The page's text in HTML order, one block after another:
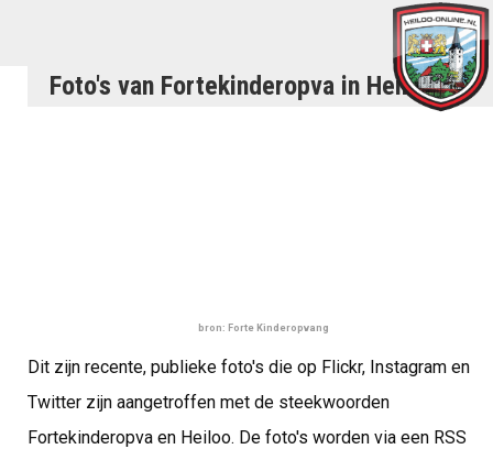
Foto's van Fortekinderopva in Heiloo
bron: Forte Kinderopvang
Dit zijn recente, publieke foto's die op Flickr, Instagram en
Twitter zijn aangetroffen met de steekwoorden
Fortekinderopva en Heiloo. De foto's worden via een RSS